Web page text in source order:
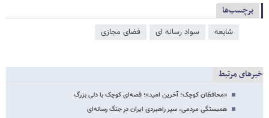
برچسب‌ها
شایعه سواد رسانه ای فضای مجازی
خبرهای مرتبط
«محافظان کوچک؛ آخرین امید»؛ قصه‌ای کوچک با دلی بزرگ
همبستگی مردمی، سپر راهبردی ایران در جنگ رسانه‌ای